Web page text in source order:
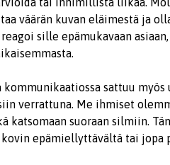
väärän kuvan eläimestä ja
sille epämukavaan
sattuu
verrattuna. Me ihmiset
katsomaan suoraan silmiin.
epämiellyttävältä tai jopa